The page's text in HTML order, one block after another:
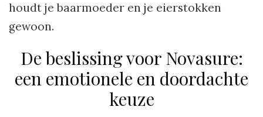
houdt je baarmoeder en je eierstokken
gewoon.
De beslissing voor Novasure:
een emotionele en doordachte
keuze